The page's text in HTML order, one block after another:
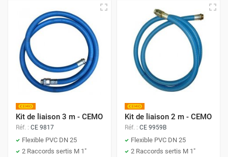
Kit de liaison 3 m - CEMO
Réf. : CE 9817
Flexible PVC DN 25
2 Raccords sertis M 1"
Kit de liaison 2 m - CEMO
Réf. : CE 9959B
Flexible PVC DN 25
2 Raccords sertis M 1"